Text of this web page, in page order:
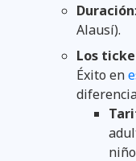
Duración
Alausí).
Los
Éxito en